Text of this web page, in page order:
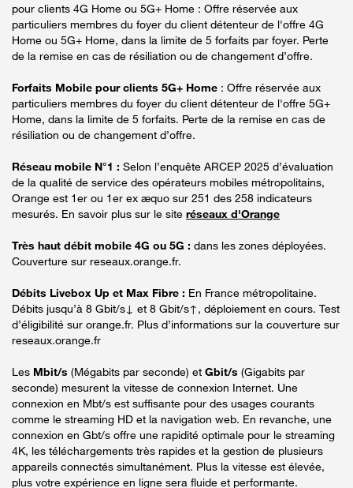
pour clients 4G Home ou 5G+ Home : Offre réservée aux
particuliers membres du foyer du client détenteur de l'offre 4G
Home ou 5G+ Home, dans la limite de 5 forfaits par foyer. Perte
de la remise en cas de résiliation ou de changement d’offre.
Forfaits Mobile pour clients 5G+ Home : Offre réservée aux
particuliers membres du foyer du client détenteur de l'offre 5G+
Home, dans la limite de 5 forfaits. Perte de la remise en cas de
résiliation ou de changement d’offre.
Réseau mobile N°1 : Selon l’enquête ARCEP 2025 d’évaluation
de la qualité de service des opérateurs mobiles métropolitains,
Orange est 1er ou 1er ex æquo sur 251 des 258 indicateurs
mesurés. En savoir plus sur le site réseaux d'Orange
Très haut débit mobile 4G ou 5G : dans les zones déployées.
Couverture sur reseaux.orange.fr.
Débits Livebox Up et Max Fibre : En France métropolitaine.
Débits jusqu’à 8 Gbit/s↓ et 8 Gbit/s↑, déploiement en cours. Test
d’éligibilité sur orange.fr. Plus d’informations sur la couverture sur
reseaux.orange.fr
Les Mbit/s (Mégabits par seconde) et Gbit/s (Gigabits par
seconde) mesurent la vitesse de connexion Internet. Une
connexion en Mbt/s est suffisante pour des usages courants
comme le streaming HD et la navigation web. En revanche, une
connexion en Gbt/s offre une rapidité optimale pour le streaming
4K, les téléchargements très rapides et la gestion de plusieurs
appareils connectés simultanément. Plus la vitesse est élevée,
plus votre expérience en ligne sera fluide et performante.